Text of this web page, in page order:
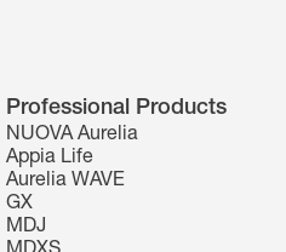
Professional Products
NUOVA Aurelia
Appia Life
Aurelia WAVE
GX
MDJ